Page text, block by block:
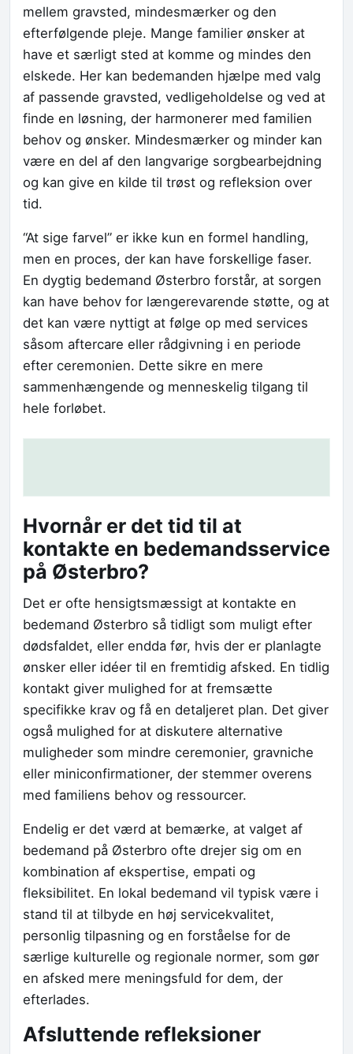
mellem gravsted, mindesmærker og den
efterfølgende pleje. Mange familier ønsker at
have et særligt sted at komme og mindes den
elskede. Her kan bedemanden hjælpe med valg
af passende gravsted, vedligeholdelse og ved at
finde en løsning, der harmonerer med familien
behov og ønsker. Mindesmærker og minder kan
være en del af den langvarige sorgbearbejdning
og kan give en kilde til trøst og refleksion over
tid.
“At sige farvel” er ikke kun en formel handling,
men en proces, der kan have forskellige faser.
En dygtig bedemand Østerbro forstår, at sorgen
kan have behov for længerevarende støtte, og at
det kan være nyttigt at følge op med services
såsom aftercare eller rådgivning i en periode
efter ceremonien. Dette sikre en mere
sammenhængende og menneskelig tilgang til
hele forløbet.
Hvornår er det tid til at
kontakte en bedemandsservice
på Østerbro?
Det er ofte hensigtsmæssigt at kontakte en
bedemand Østerbro så tidligt som muligt efter
dødsfaldet, eller endda før, hvis der er planlagte
ønsker eller idéer til en fremtidig afsked. En tidlig
kontakt giver mulighed for at fremsætte
specifikke krav og få en detaljeret plan. Det giver
også mulighed for at diskutere alternative
muligheder som mindre ceremonier, gravniche
eller miniconfirmationer, der stemmer overens
med familiens behov og ressourcer.
Endelig er det værd at bemærke, at valget af
bedemand på Østerbro ofte drejer sig om en
kombination af ekspertise, empati og
fleksibilitet. En lokal bedemand vil typisk være i
stand til at tilbyde en høj servicekvalitet,
personlig tilpasning og en forståelse for de
særlige kulturelle og regionale normer, som gør
en afsked mere meningsfuld for dem, der
efterlades.
Afsluttende refleksioner